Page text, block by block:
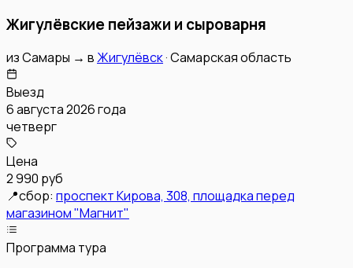
Жигулёвские пейзажи и сыроварня
изСамары → вЖигулёвск·Самарская область
Выезд
6 августа 2026 года
четверг
Цена
2 990 руб
📍сбор: проспект Кирова, 308, площадка перед
магазином "Магнит"
Программа тура